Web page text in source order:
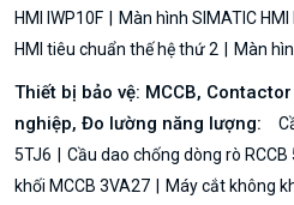
HMI IWP10F
Màn hình SIMATIC
HMI tiêu chuẩn thế hệ thứ 2
Màn
Thiết bị bảo vệ: MCCB,
nghiệp, Đo lường năng lượng:
5TJ6
Cầu dao chống dòng rò RCCB
khối MCCB 3VA27
Máy cắt không